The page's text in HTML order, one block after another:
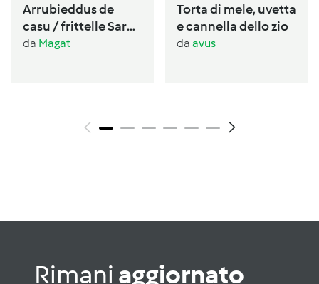
Arrubieddus de
casu / frittelle Sarde
al formaggio di
da Magat
Torta di mele, uvetta
e cannella dello zio
da avus
Rimani aggiornato